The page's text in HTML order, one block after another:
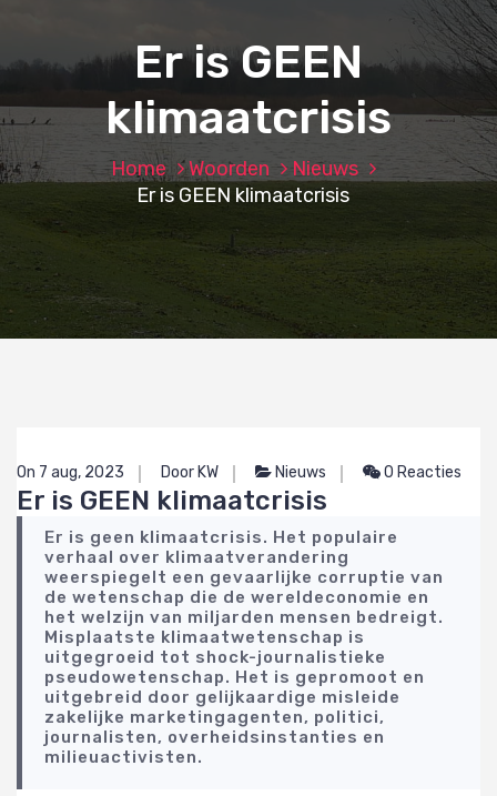
Er is GEEN
klimaatcrisis
Home Woorden
Nieuws
Er is GEEN klimaatcrisis
On 7 aug, 2023 Door KW Nieuws 0 Reacties
Er is GEEN klimaatcrisis
Er is geen klimaatcrisis. Het populaire
verhaal over klimaatverandering
weerspiegelt een gevaarlijke corruptie van
de wetenschap die de wereldeconomie en
het welzijn van miljarden mensen bedreigt.
Misplaatste klimaatwetenschap is
uitgegroeid tot shock-journalistieke
pseudowetenschap. Het is gepromoot en
uitgebreid door gelijkaardige misleide
zakelijke marketingagenten, politici,
journalisten, overheidsinstanties en
milieuactivisten.